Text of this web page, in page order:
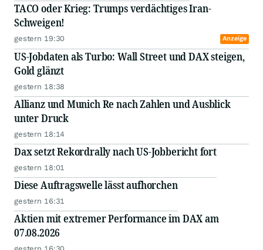
TACO oder Krieg: Trumps verdächtiges Iran-
Schweigen!
gestern 19:30 Anzeige
US-Jobdaten als Turbo: Wall Street und DAX steigen,
Gold glänzt
gestern 18:38
Allianz und Munich Re nach Zahlen und Ausblick
unter Druck
gestern 18:14
Dax setzt Rekordrally nach US-Jobbericht fort
gestern 18:01
Diese Auftragswelle lässt aufhorchen
gestern 16:31
Aktien mit extremer Performance im DAX am
07.08.2026